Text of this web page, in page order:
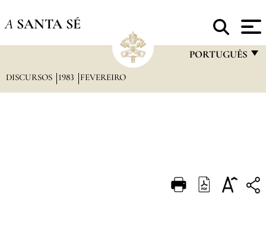
A SANTA SÉ
PORTUGUÊS
DEUTSCH
DISCURSOS 1983 FEVEREIRO